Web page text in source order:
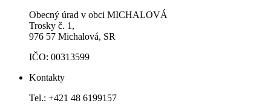
Obecný úrad v obci MICHALOVÁ
Trosky č. 1,
976 57 Michalová, SR
IČO: 00313599
Kontakty
Tel.: +421 48 6199157